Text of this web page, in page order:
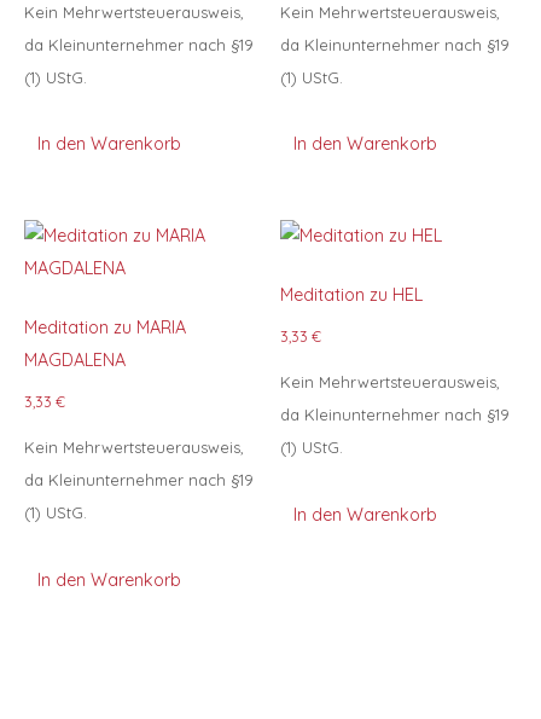
Kein Mehrwertsteuerausweis,
da Kleinunternehmer nach §19
(1) UStG.
In den Warenkorb
Kein Mehrwertsteuerausweis,
da Kleinunternehmer nach §19
(1) UStG.
In den Warenkorb
Meditation zu MARIA
MAGDALENA
3,33 €
Kein Mehrwertsteuerausweis,
da Kleinunternehmer nach §19
(1) UStG.
In den Warenkorb
Meditation zu HEL
3,33€
Kein Mehrwertsteuerausweis,
da Kleinunternehmer nach §19
(1) UStG.
In den Warenkorb